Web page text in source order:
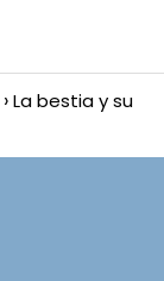
La bestia y su